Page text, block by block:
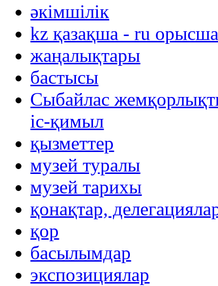
әкімшілік
kz қазақша - ru
жаңалықтары
бастысы
Сыбайлас
іс-қимыл
қызметтер
музей туралы
музей тарихы
қонақтар,
қор
басылымдар
экспозициялар